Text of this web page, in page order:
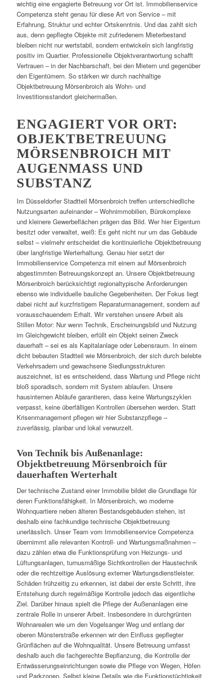
wichtig eine engagierte Betreuung vor Ort ist. Immobilienservice
Competenza steht genau für diese Art von Service – mit
Erfahrung, Struktur und echter Ortskenntnis. Und das zahlt sich
aus, denn gepflegte Objekte mit zufriedenem Mieterbestand
bleiben nicht nur wertstabil, sondern entwickeln sich langfristig
positiv im Quartier. Professionelle Objektverantwortung schafft
Vertrauen – in der Nachbarschaft, bei den Mietern und gegenüber
den Eigentümern. So stärken wir durch nachhaltige
Objektbetreuung Mörsenbroich als Wohn- und
Investitionsstandort gleichermaßen.
ENGAGIERT VOR ORT:
OBJEKTBETREUUNG
MÖRSENBROICH MIT
AUGENMASS UND S
UBSTANZ
Im Düsseldorfer Stadtteil Mörsenbroich treffen unterschiedliche
Nutzungsarten aufeinander – Wohnimmobilien, Bürokomplexe
und kleinere Gewerbeflächen prägen das Bild. Wer hier Eigentum
besitzt oder verwaltet, weiß: Es geht nicht nur um das Gebäude
selbst – vielmehr entscheidet die kontinuierliche Objektbetreuung
über langfristige Werterhaltung. Genau hier setzt der
Immobilienservice Competenza mit einem auf Mörsenbroich
abgestimmten Betreuungskonzept an. Unsere Objektbetreuung
Mörsenbroich berücksichtigt regionaltypische Anforderungen
ebenso wie individuelle bauliche Gegebenheiten. Der Fokus liegt
dabei nicht auf kurzfristigem Reparaturmanagement, sondern auf
vorausschauendem Erhalt. Wir verstehen unsere Arbeit als
Stillen Motor: Nur wenn Technik, Erscheinungsbild und Nutzung
im Gleichgewicht bleiben, erfüllt ein Objekt seinen Zweck
dauerhaft – sei es als Kapitalanlage oder Lebensraum. In einem
dicht bebauten Stadtteil wie Mörsenbroich, der sich durch belebte
Verkehrsadern und gewachsene Siedlungsstrukturen
auszeichnet, ist es entscheidend, dass Wartung und Pflege nicht
bloß sporadisch, sondern mit System ablaufen. Unsere
hausinternen Abläufe garantieren, dass keine Wartungszyklen
verpasst, keine überfälligen Kontrollen übersehen werden. Statt
Krisenmanagement pflegen wir hier Substanzpflege –
zuverlässig, planbar und lokal verwurzelt.
Von Technik bis Außenanlage:
Objektbetreuung Mörsenbroich für
dauerhaften Werterhalt
Der technische Zustand einer Immobilie bildet die Grundlage für
deren Funktionsfähigkeit. In Mörsenbroich, wo moderne
Wohnquartiere neben älteren Bestandsgebäuden stehen, ist
deshalb eine fachkundige technische Objektbetreuung
unerlässlich. Unser Team vom Immobilienservice Competenza
übernimmt alle relevanten Kontroll- und Wartungsmaßnahmen –
dazu zählen etwa die Funktionsprüfung von Heizungs- und
Lüftungsanlagen, turnusmäßige Sichtkontrollen der Haustechnik
oder die rechtzeitige Auslösung externer Wartungsdienstleister.
Schäden frühzeitig zu erkennen, ist dabei der erste Schritt, ihre
Entstehung durch regelmäßige Kontrolle jedoch das eigentliche
Ziel. Darüber hinaus spielt die Pflege der Außenanlagen eine
zentrale Rolle in unserer Arbeit. Insbesondere in durchgrünten
Wohnarealen wie um den Vogelsanger Weg und entlang der
oberen Münsterstraße erkennen wir den Einfluss gepflegter
Grünflächen auf die Wohnqualität. Unsere Betreuung umfasst
deshalb auch die fachgerechte Bepflanzung, die Kontrolle der
Entwässerungseinrichtungen sowie die Pflege von Wegen, Höfen
und Parkzonen. Selbst kleine Details wie die Funktionstüchtigkeit